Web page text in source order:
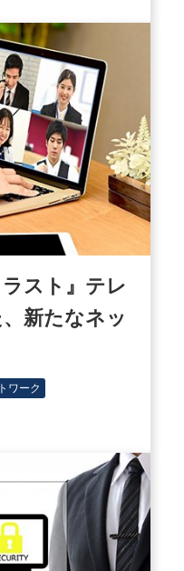
スト』テレ
新たなネッ
ワーク